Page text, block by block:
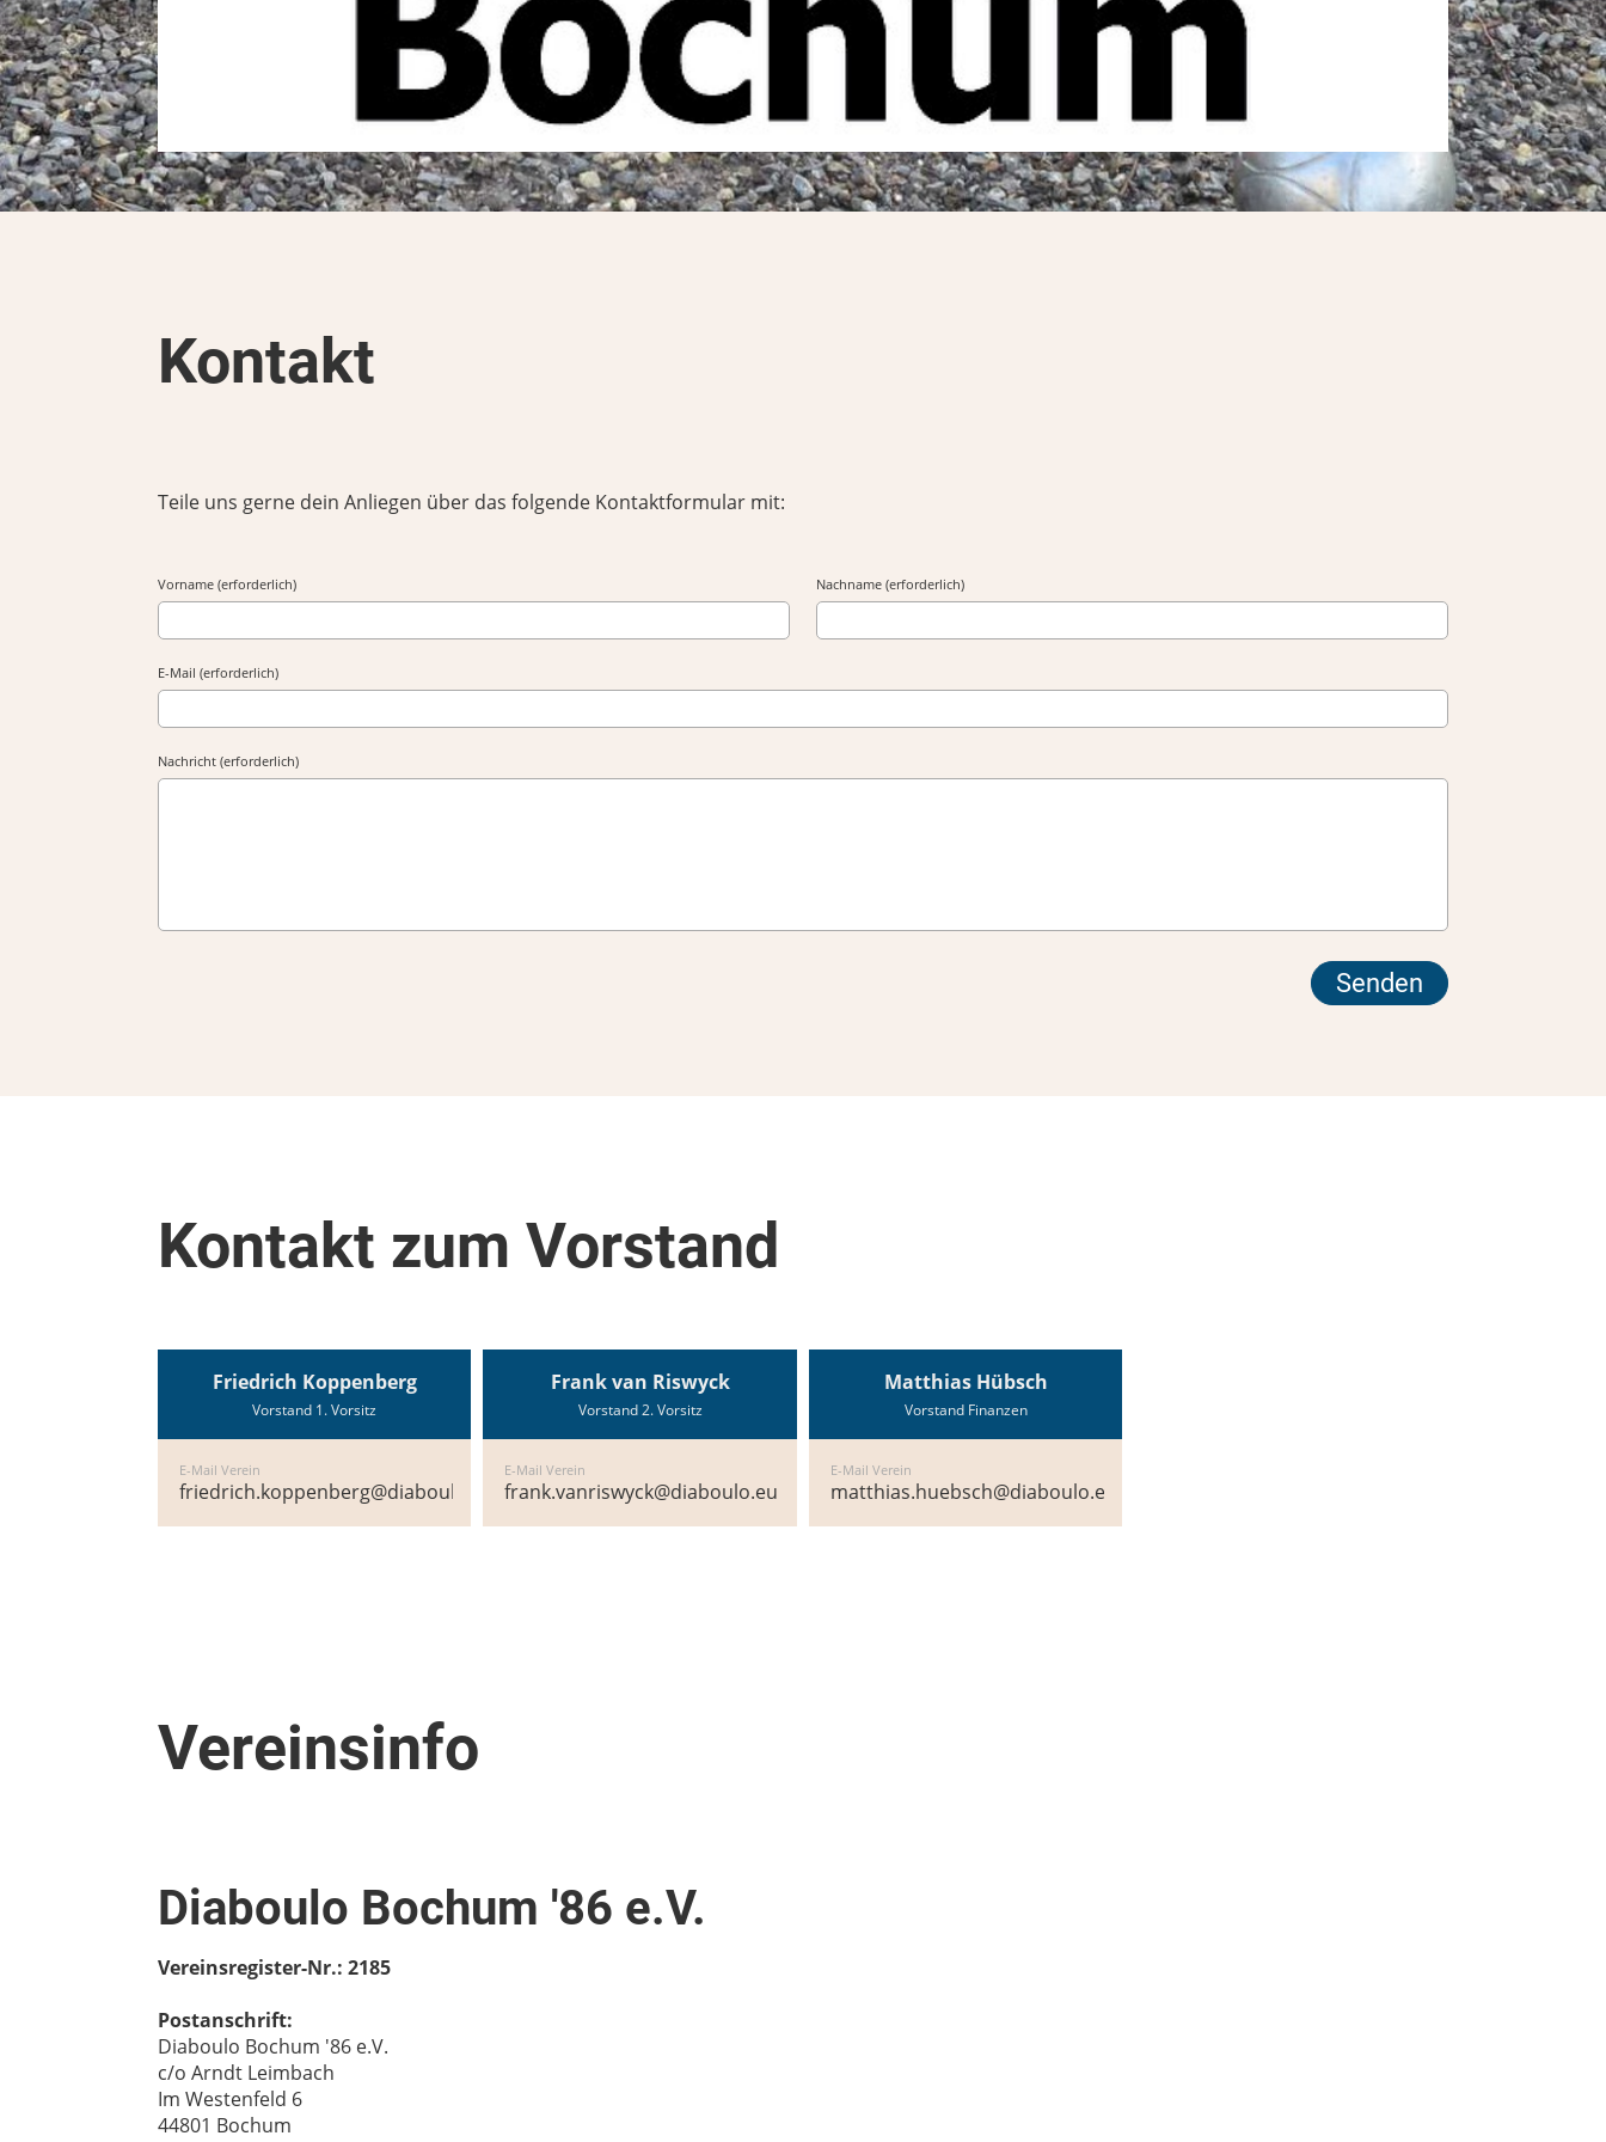
Kontakt
Teile uns gerne dein Anliegen über das folgende Kontaktformular mit:
Vorname (erforderlich) Nachname (erforderlich)
E-Mail (erforderlich)
Nachricht (erforderlich)
Kontakt zum Vorstand
Friedrich Koppenberg
Vorstand 1. Vorsitz
E-Mail Verein
friedrich.koppenberg@diaboulo.eu
Frank van Riswyck
Vorstand 2. Vorsitz
E-Mail Verein
frank.vanriswyck@diaboulo.eu
Matthias Hübsch
Vorstand Finanzen
E-Mail Verein
matthias.huebsch@diaboulo.eu
Vereinsinfo
Diaboulo Bochum '86 e.V.
Vereinsregister-Nr.: 2185
Postanschrift:
Diaboulo Bochum '86 e.V.
c/o Arndt Leimbach
Im Westenfeld 6
44801 Bochum